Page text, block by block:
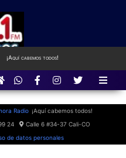
AL AIRE
con El Boom de la Tarde
¡Aquí cabemos todos!
Radio ¡Aquí cabemos todos!
24
Calle 6 #34-37 Cali-CO
de datos personales